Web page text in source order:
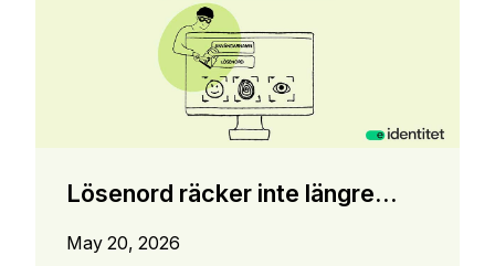
Lösenord räcker inte längre...
May 20, 2026